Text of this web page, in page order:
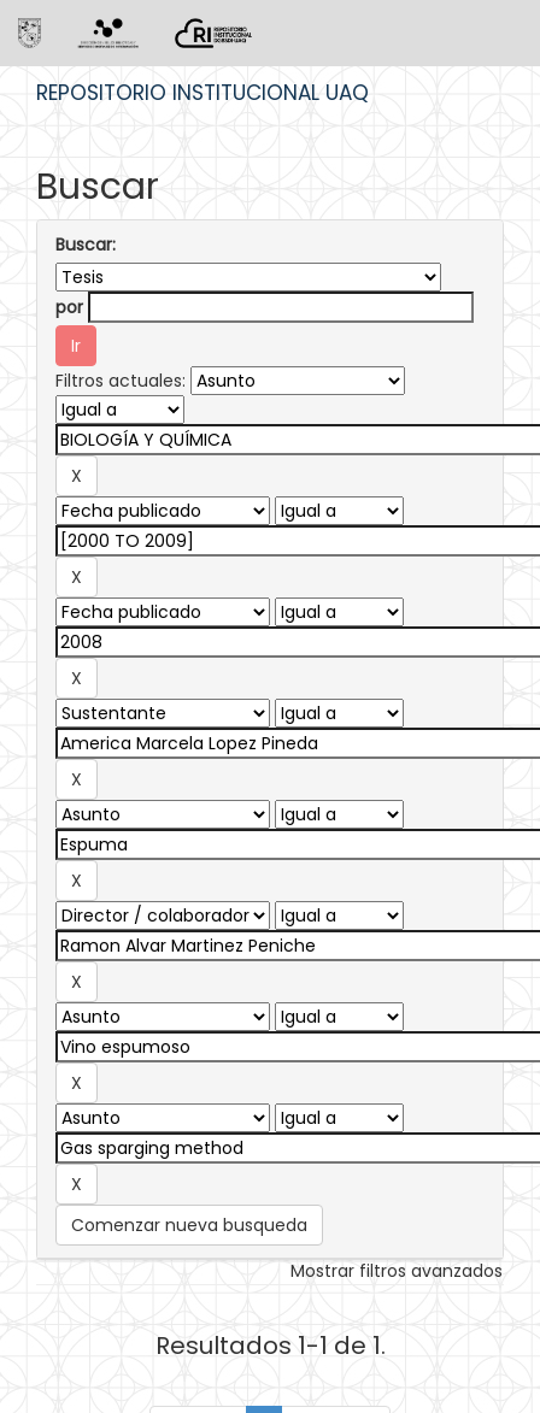
REPOSITORIO INSTITUCIONAL UAQ
Buscar
Buscar:
por
Filtros actuales:
Comenzar nueva busqueda
Mostrar filtros avanzados
Resultados 1-1 de 1.